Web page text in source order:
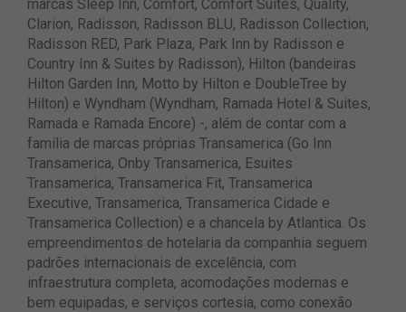
marcas Sleep Inn, Comfort, Comfort Suites, Quality,
Clarion, Radisson, Radisson BLU, Radisson Collection,
Radisson RED, Park Plaza, Park Inn by Radisson e
Country Inn & Suites by Radisson), Hilton (bandeiras
Hilton Garden Inn, Motto by Hilton e DoubleTree by
Hilton) e Wyndham (Wyndham, Ramada Hotel & Suites,
Ramada e Ramada Encore) -, além de contar com a
família de marcas próprias Transamerica (Go Inn
Transamerica, Onby Transamerica, Esuites
Transamerica, Transamerica Fit, Transamerica
Executive, Transamerica, Transamerica Cidade e
Transamerica Collection) e a chancela by Atlantica. Os
empreendimentos de hotelaria da companhia seguem
padrões internacionais de excelência, com
infraestrutura completa, acomodações modernas e
bem equipadas, e serviços cortesia, como conexão